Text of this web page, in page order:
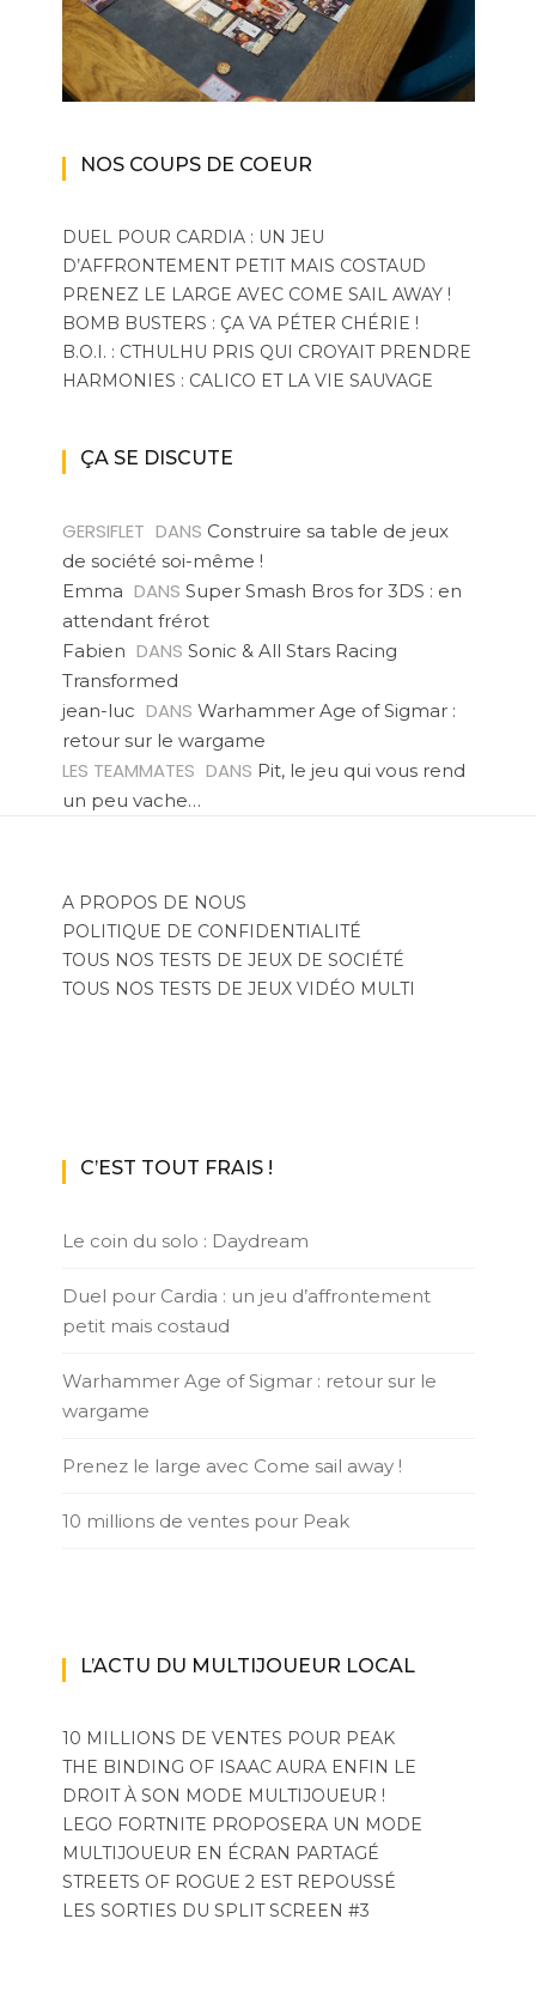
NOS COUPS DE COEUR
DUEL POUR CARDIA : UN JEU
D’AFFRONTEMENT PETIT MAIS COSTAUD
PRENEZ LE LARGE AVEC COME SAIL AWAY !
BOMB BUSTERS : ÇA VA PÉTER CHÉRIE !
B.O.I. : CTHULHU PRIS QUI CROYAIT PRENDRE
HARMONIES : CALICO ET LA VIE SAUVAGE
ÇA SE DISCUTE
GERSIFLET DANS Construire sa table de jeux
de société soi-même !
Emma DANS Super Smash Bros for 3DS : en
attendant frérot
Fabien DANS Sonic & All Stars Racing
Transformed
jean-luc DANS Warhammer Age of Sigmar :
retour sur le wargame
LES TEAMMATES DANS Pit, le jeu qui vous rend
un peu vache…
A PROPOS DE NOUS
POLITIQUE DE CONFIDENTIALITÉ
TOUS NOS TESTS DE JEUX DE SOCIÉTÉ
TOUS NOS TESTS DE JEUX VIDÉO MULTI
C’EST TOUT FRAIS !
Le coin du solo : Daydream
Duel pour Cardia : un jeu d’affrontement
petit mais costaud
Warhammer Age of Sigmar : retour sur le
wargame
Prenez le large avec Come sail away !
10 millions de ventes pour Peak
L’ACTU DU MULTIJOUEUR LOCAL
10 MILLIONS DE VENTES POUR PEAK
THE BINDING OF ISAAC AURA ENFIN LE
DROIT À SON MODE MULTIJOUEUR !
LEGO FORTNITE PROPOSERA UN MODE
MULTIJOUEUR EN ÉCRAN PARTAGÉ
STREETS OF ROGUE 2 EST REPOUSSÉ
LES SORTIES DU SPLIT SCREEN #3